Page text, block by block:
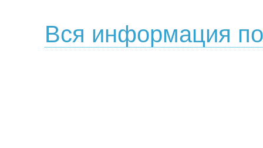
Вся информация